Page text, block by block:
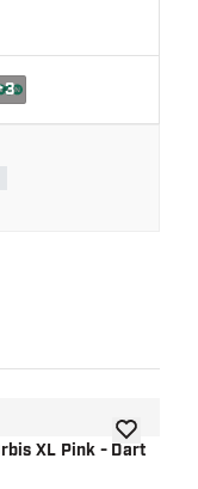
3
XL Pink - Dart
Zur